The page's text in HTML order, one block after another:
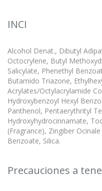
INCI
Alcohol Denat., Dibutyl
Octocrylene, Butyl
Salicylate, Phenethyl
Butamido Triazone,
Acrylates/Octylacrylamide
Hydroxybenzoyl Hexyl
Panthenol, Pentaerythrityl
Hydroxyhydrocinnamate,
(Fragrance), Zingiber
Benzoate, Silica.
Precauciones a